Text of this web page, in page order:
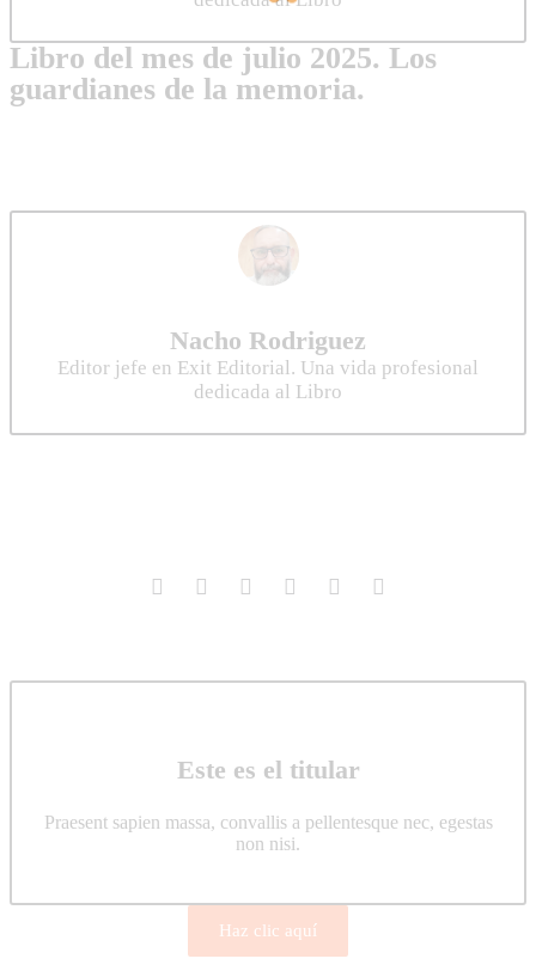
Libro del mes de julio 2025. Los
guardianes de la memoria.
Nacho Rodriguez
Editor jefe en Exit Editorial. Una vida profesional
dedicada al Libro
Este es el titular
Praesent sapien massa, convallis a pellentesque nec, egestas
non nisi.
Haz clic aquí